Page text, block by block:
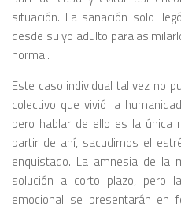
situación. La sanación solo
desde su yo adulto para
normal.
Este caso individual tal vez no
colectivo que vivió la
pero hablar de ello es la única
partir de ahí, sacudirnos el
enquistado. La amnesia de la
solución a corto plazo, pero
emocional se presentarán en